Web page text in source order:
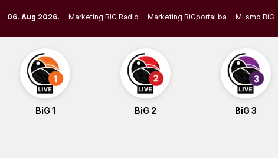
to
content
06. Aug 2026. Marketing BIG Radio Marketing BiGportal.ba Mi smo BiG
BiG 1 BiG 2 BiG 3